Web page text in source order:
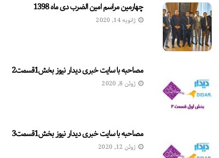
چهارمین مراسم امین الضرب دی ماه 1398
ژانویه 14, 2020
مصاحبه با سایت خبری دیدار نیوز بخش1قسمت2
ژوئن 8, 2020
مصاحبه با سایت خبری دیدار نیوز بخش1قسمت3
ژوئن 12, 2020